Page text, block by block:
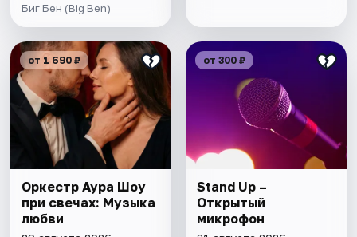
Биг Бен (Big Ben)
от 1 690 ₽
Оркестр Аура Шоу
при свечах: Музыка
любви
от 300 ₽
Stand Up –
Открытый
микрофон